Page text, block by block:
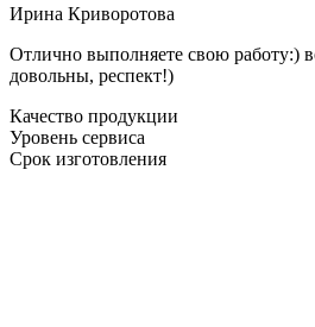
Ирина Криворотова
Отлично выполняете свою работу:)
довольны, респект!)
Качество продукции
Уровень сервиса
Срок изготовления